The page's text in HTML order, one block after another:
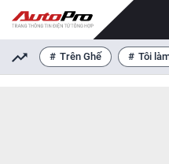
Trên Ghế Tôi